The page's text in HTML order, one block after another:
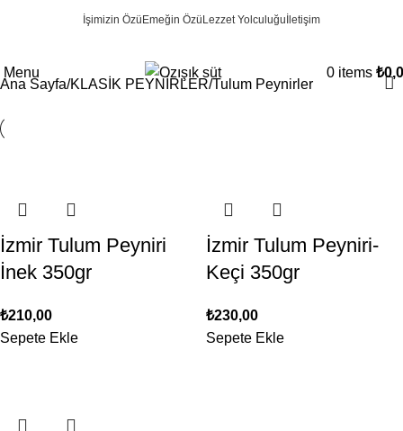
İşimizin Özü Emeğin Özü Lezzet Yolculuğu İletişim
Menu 0 items ₺
Tulum Peynirler
Ana Sayfa KLASİK PEYNİRLER Tulum Peynirler
İzmir Tulum Peyniri
İnek 350gr
₺210,00
Sepete Ekle
İzmir Tulum Peyniri-
Keçi 350gr
₺230,00
Sepete Ekle